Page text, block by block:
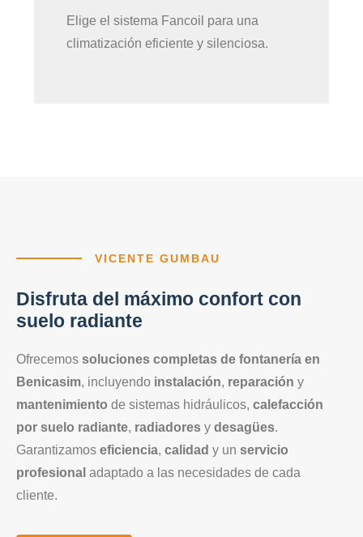
Elige el sistema Fancoil para una
climatización eficiente y silenciosa.
VICENTE GUMBAU
Disfruta del máximo confort con
suelo radiante
Ofrecemos soluciones completas de fontanería en
Benicasim, incluyendo instalación, reparación y
mantenimiento de sistemas hidráulicos, calefacción
por suelo radiante, radiadores y desagües.
Garantizamos eficiencia, calidad y un servicio
profesional adaptado a las necesidades de cada
cliente.